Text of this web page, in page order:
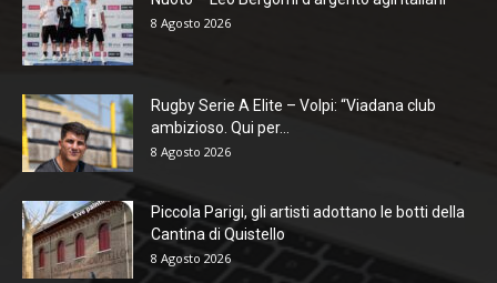
8 Agosto 2026
Rugby Serie A Elite – Volpi: “Viadana club
ambizioso. Qui per...
8 Agosto 2026
Piccola Parigi, gli artisti adottano le botti della
Cantina di Quistello
8 Agosto 2026